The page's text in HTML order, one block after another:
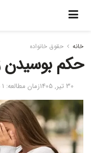
خانه حقوق خانواده
حکم
30 تیر, 1405 زمان مطالعه: 1 دقیقه